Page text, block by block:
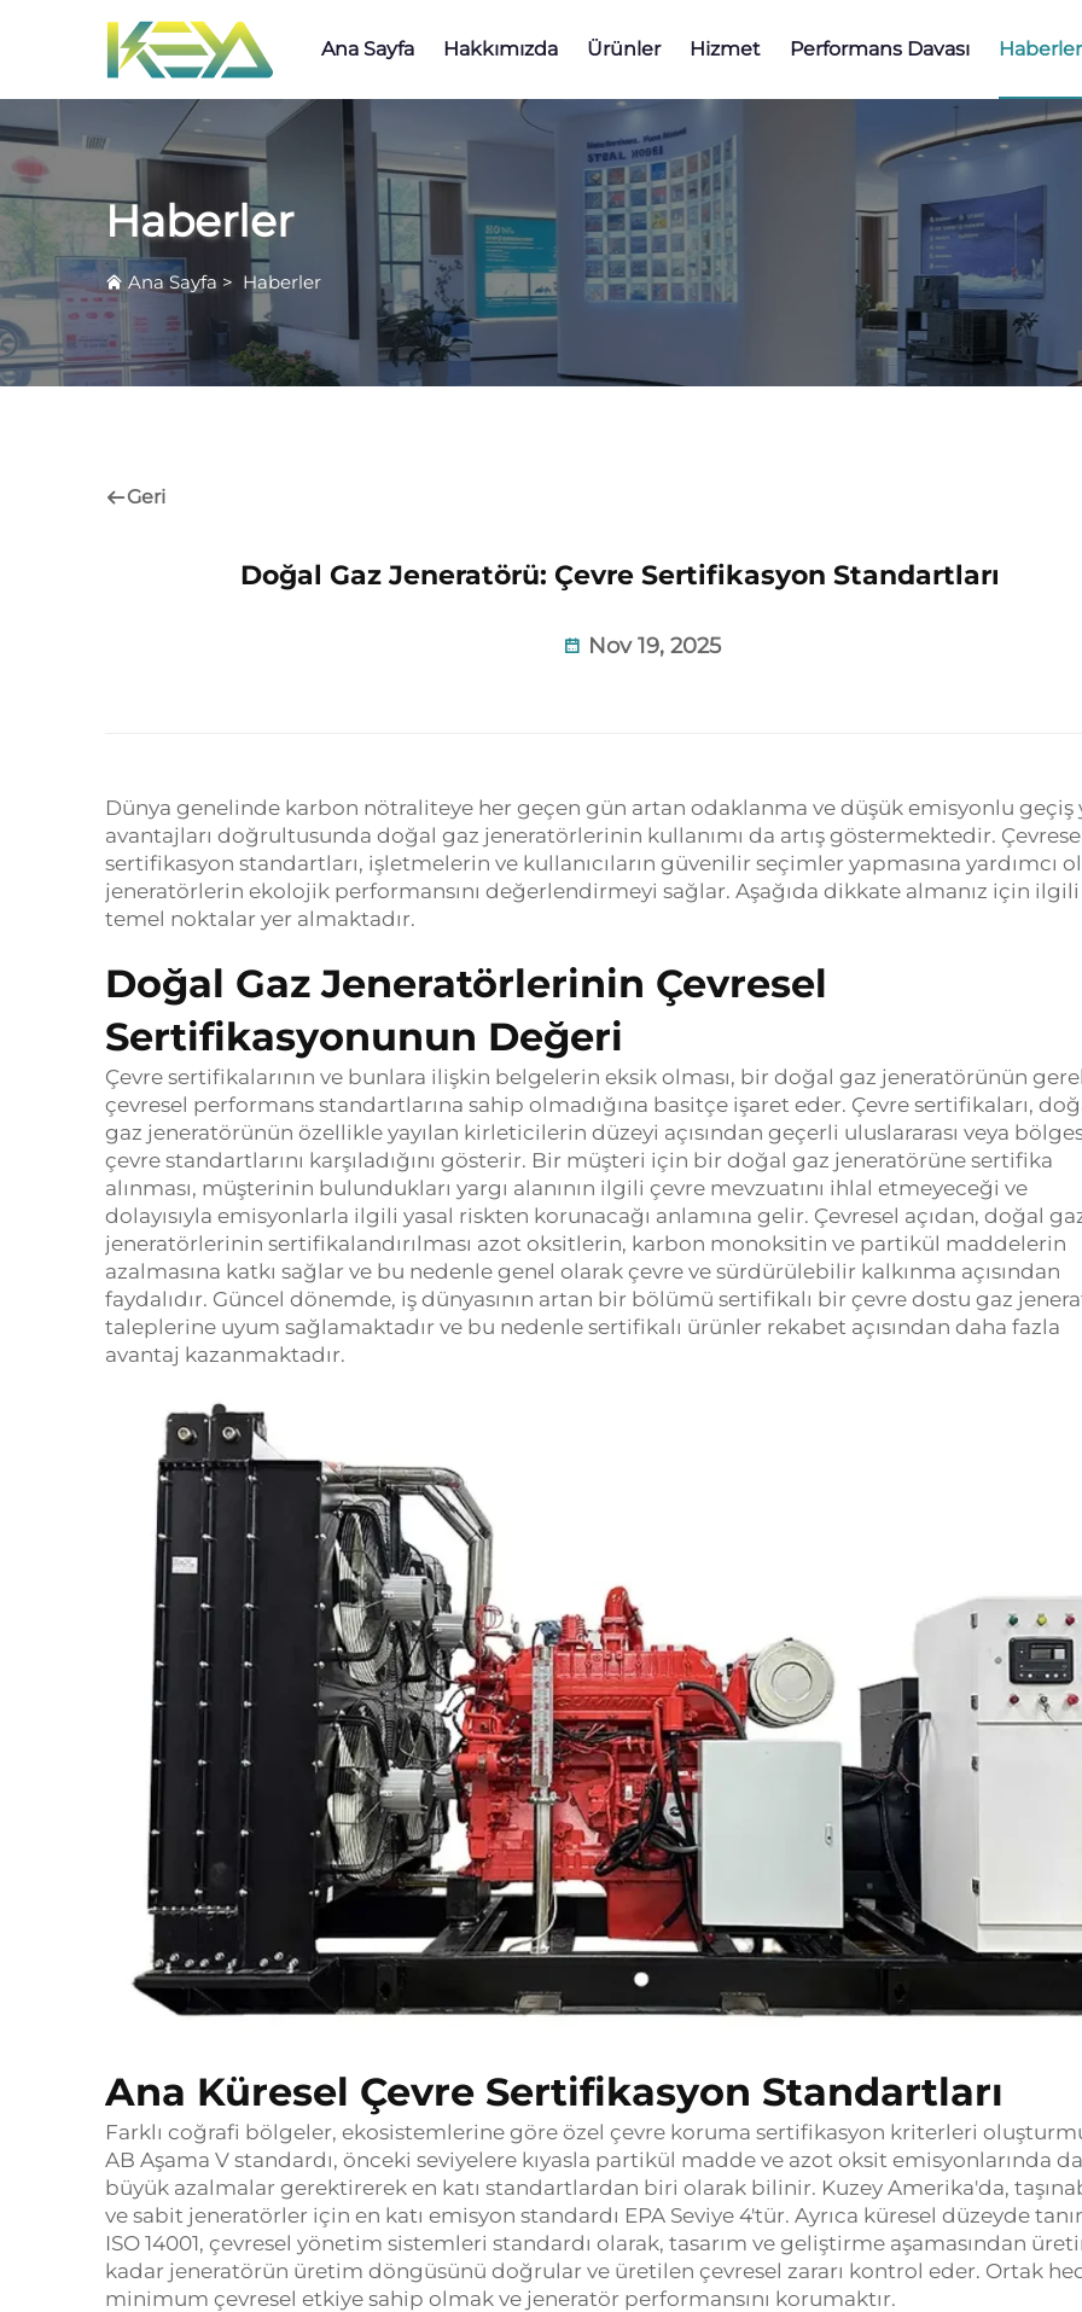
Ana Sayfa Hakkımızda Ürünler Hizmet Performans Davası Haberler
Haberler
Ana Sayfa > Haberler
Geri
Doğal Gaz Jeneratörü: Çevre Sertifikasyon Standartları
Nov 19, 2025
Dünya genelinde karbon nötraliteye her geçen gün artan odaklanma ve düşük emisyonlu geçiş
avantajları doğrultusunda doğal gaz jeneratörlerinin kullanımı da artış göstermektedir.
sertifikasyon standartları, işletmelerin ve kullanıcıların güvenilir seçimler yapmasına yardımcı
jeneratörlerin ekolojik performansını değerlendirmeyi sağlar. Aşağıda dikkate almanız için ilgili
temel noktalar yer almaktadır.
Doğal Gaz Jeneratörlerinin Çevresel
Sertifikasyonunun Değeri
Çevre sertifikalarının ve bunlara ilişkin belgelerin eksik olması, bir doğal gaz jeneratörünün
çevresel performans standartlarına sahip olmadığına basitçe işaret eder. Çevre sertifikaları,
gaz jeneratörünün özellikle yayılan kirleticilerin düzeyi açısından geçerli uluslararası veya
çevre standartlarını karşıladığını gösterir. Bir müşteri için bir doğal gaz jeneratörüne sertifika
alınması, müşterinin bulundukları yargı alanının ilgili çevre mevzuatını ihlal etmeyeceği ve
dolayısıyla emisyonlarla ilgili yasal riskten korunacağı anlamına gelir. Çevresel açıdan, doğal
jeneratörlerinin sertifikalandırılması azot oksitlerin, karbon monoksitin ve partikül maddelerin
azalmasına katkı sağlar ve bu nedenle genel olarak çevre ve sürdürülebilir kalkınma açısından
faydalıdır. Güncel dönemde, iş dünyasının artan bir bölümü sertifikalı bir çevre dostu gaz
taleplerine uyum sağlamaktadır ve bu nedenle sertifikalı ürünler rekabet açısından daha fazla
avantaj kazanmaktadır.
Ana Küresel Çevre Sertifikasyon Standartları
Farklı coğrafi bölgeler, ekosistemlerine göre özel çevre koruma sertifikasyon kriterleri
AB Aşama V standardı, önceki seviyelere kıyasla partikül madde ve azot oksit emisyonlarında
büyük azalmalar gerektirerek en katı standartlardan biri olarak bilinir. Kuzey Amerika'da,
ve sabit jeneratörler için en katı emisyon standardı EPA Seviye 4'tür. Ayrıca küresel düzeyde
ISO 14001, çevresel yönetim sistemleri standardı olarak, tasarım ve geliştirme aşamasından
kadar jeneratörün üretim döngüsünü doğrular ve üretilen çevresel zararı kontrol eder. Ortak
minimum çevresel etkiye sahip olmak ve jeneratör performansını korumaktır.